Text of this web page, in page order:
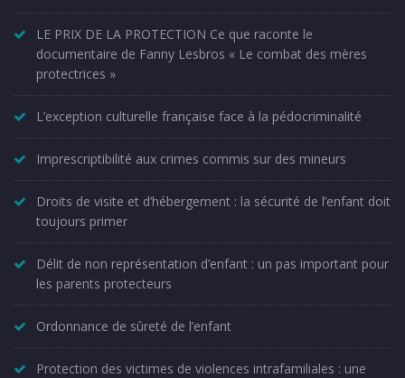
LE PRIX DE LA PROTECTION Ce que raconte le
documentaire de Fanny Lesbros « Le combat des mères
protectrices »
L’exception culturelle française face à la pédocriminalité
Imprescriptibilité aux crimes commis sur des mineurs
Droits de visite et d’hébergement : la sécurité de l’enfant doit
toujours primer
Délit de non représentation d’enfant : un pas important pour
les parents protecteurs
Ordonnance de sûreté de l’enfant
Protection des victimes de violences intrafamiliales : une